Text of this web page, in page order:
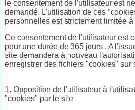
le consentement de l'utilisateur est
demandé. L'utilisation de ces
personnelles est strictement limitée à
Ce consentement de l'utilisateur est
pour une durée de 365 jours . A
site demandera à nouveau
enregistrer des fichiers "cookies" sur
1. Opposition de l'utilisateur à
"cookies" par le site